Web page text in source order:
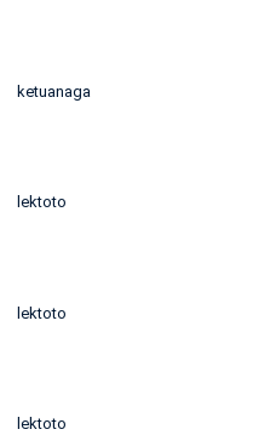
ketuanaga
lektoto
lektoto
lektoto